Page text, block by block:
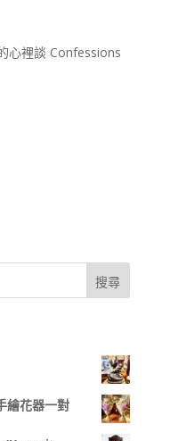
心裡談 Confessions
繪花器一對